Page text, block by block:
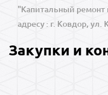
"Капитальный
адресу : г. Ковдор, ул.
Закупки и